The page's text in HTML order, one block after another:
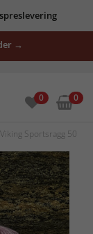
→
0 0
Viking Sportsragg 50